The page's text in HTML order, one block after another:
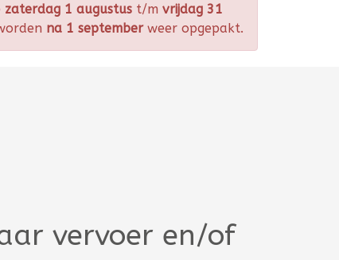
zaterdag 1 augustus t/m vrijdag 31
na 1 septemberweer opgepakt.
vervoer en/of